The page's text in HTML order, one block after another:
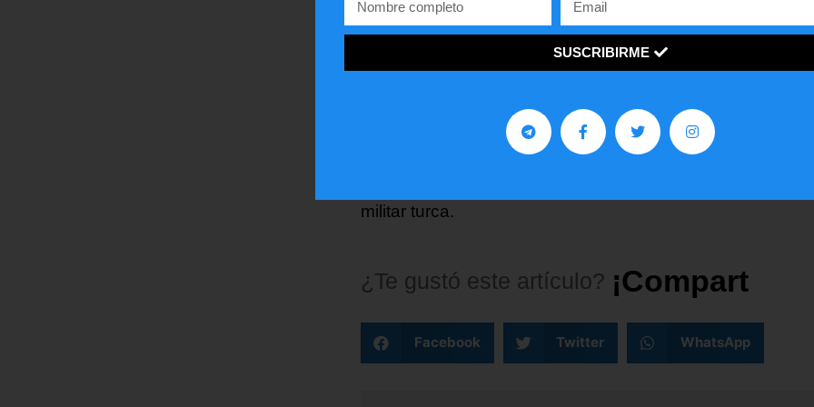
de líderes», ha indicado el jefe de la Casa Blanca sobre la
decisión que tomó su anterior Gobierno por motivos de
estadounidense que fue el que en última instancia
decisión de excluir a Turquía del programa de suministro
militar turca.
¿Te gustó este artículo? ¡Compart
Facebook Twitter WhatsApp
SUSCRIBIRME